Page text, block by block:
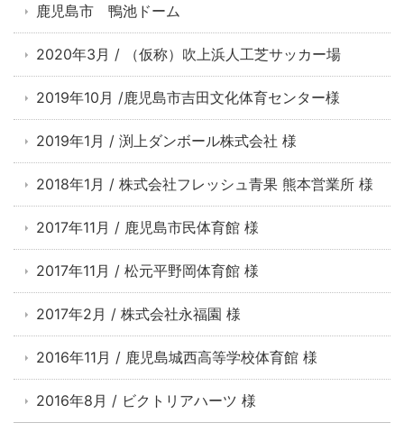
鹿児島市 鴨池ドーム
2020年3月 / （仮称）吹上浜人工芝サッカー場
2019年10月 /鹿児島市吉田文化体育センター様
2019年1月 / 渕上ダンボール株式会社 様
2018年1月 / 株式会社フレッシュ青果 熊本営業所 様
2017年11月 / 鹿児島市民体育館 様
2017年11月 / 松元平野岡体育館 様
2017年2月 / 株式会社永福園 様
2016年11月 / 鹿児島城西高等学校体育館 様
2016年8月 / ビクトリアハーツ 様